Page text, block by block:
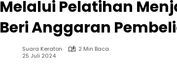
Melalui Pelatihan
Beri Anggaran
Suara Keraton
2 Min Baca
25 Juli 2024